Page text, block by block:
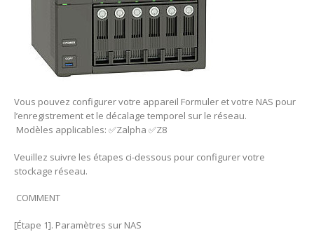
Vous pouvez configurer votre appareil Formuler et votre NAS pour
l’enregistrement et le décalage temporel sur le réseau.
Modèles applicables: ✅Zalpha ✅Z8
Veuillez suivre les étapes ci-dessous pour configurer votre
stockage réseau.
COMMENT
[Étape 1]. Paramètres sur NAS